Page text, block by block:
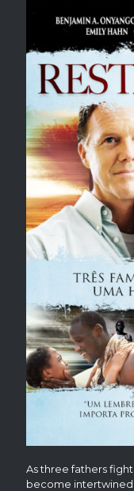
As three fathers
become intertwined